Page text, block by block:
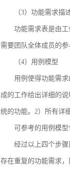
（3）功能需求描
功能需求表是由
需要团队全体成员的
（4）用例模型
用例使得功能需
成的工作给出详细的
统的功能。2）所有详
可参考的用例模
经过以上四个步
存在重复的功能需求